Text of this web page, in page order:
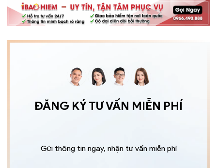
ĐĂNG KÝ TƯ VẤN MIỄN PHÍ
Gửi thông tin ngay, nhận tư vấn miễn phí